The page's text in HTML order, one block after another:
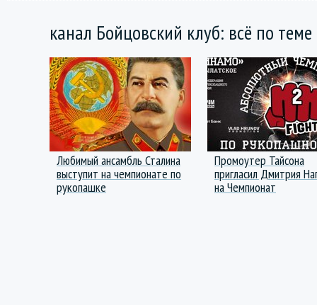
канал Бойцовский клуб: всё по теме
Любимый ансамбль Сталина
выступит на чемпионате по
рукопашке
Промоутер Тайсона
пригласил Дмитрия
на Чемпионат